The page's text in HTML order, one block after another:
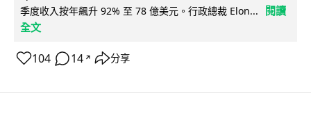
季度收入按年飆升 92% 至 78 億美元。行政總裁 Elon...
閱讀
全文
104 14 ↗ 分享